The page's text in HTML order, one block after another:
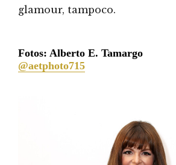
glamour, tampoco.
Fotos: Alberto E. Tamargo
@aetphoto715